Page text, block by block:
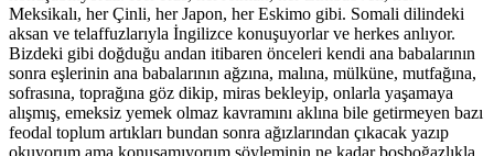
Meksikalı, her Çinli, her Japon, her Eskimo gibi. Somali dilindeki
aksan ve telaffuzlarıyla İngilizce konuşuyorlar ve herkes anlıyor.
Bizdeki gibi doğduğu andan itibaren önceleri kendi ana babalarının
sonra eşlerinin ana babalarının ağzına, malına, mülküne, mutfağına,
sofrasına, toprağına göz dikip, miras bekleyip, onlarla yaşamaya
alışmış, emeksiz yemek olmaz kavramını aklına bile getirmeyen bazı
feodal toplum artıkları bundan sonra ağızlarından çıkacak yazıp
okuyorum ama konuşamıyorum söyleminin ne kadar boşboğazlıkla